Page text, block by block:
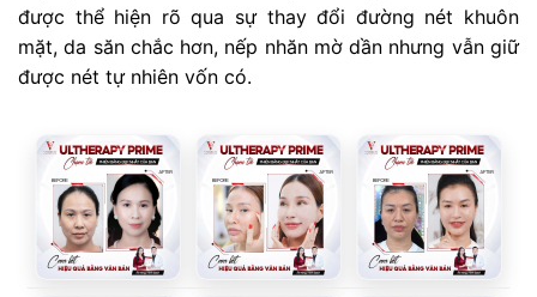
được thể hiện rõ qua sự thay đổi đường nét khuôn
mặt, da săn chắc hơn, nếp nhăn mờ dần nhưng vẫn giữ
được nét tự nhiên vốn có.